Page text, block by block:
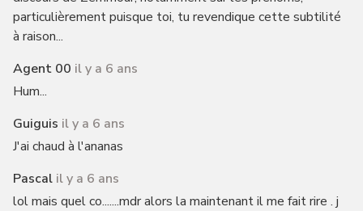
particulièrement puisque toi, tu revendique cette subtilité
à raison...
Agent 00 il y a 6 ans
Hum...
Guiguis il y a 6 ans
J'ai chaud à l'ananas
Pascal il y a 6 ans
lol mais quel co.......mdr alors la maintenant il me fait rire . j